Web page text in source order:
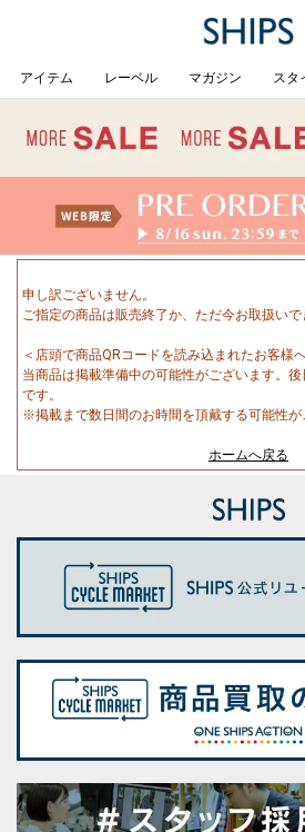
アイテム レーベル マガジン スタ
申し訳ございません。
ご指定の商品は販売終了か、ただ今お取扱いで
＜店頭で商品QRコードを読み込まれたお客様
当商品は掲載準備中の可能性がございます。
です。
※掲載まで数日間のお時間を頂戴する可能性が
ホームへ戻る